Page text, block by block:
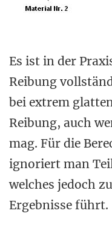
Es ist in der
Reibung
bei extrem
Reibung, auch
mag. Für die
ignoriert man
welches jedoch
Ergebnisse führt.